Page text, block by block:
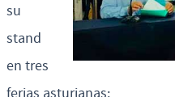
su
stand
en tres